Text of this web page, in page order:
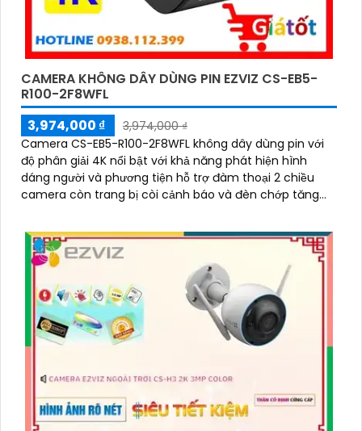
CAMERA KHÔNG DÂY DÙNG PIN EZVIZ CS-EB5-
R100-2F8WFL
3,974,000 ₫
3,974,000 ₫
Camera CS-EB5-R100-2F8WFL không dây dùng pin với
độ phân giải 4K nổi bật với khả năng phát hiện hình
dáng người và phương tiện hỗ trợ đàm thoại 2 chiều
camera còn trang bị còi cảnh báo và đèn chớp tăng
hợp tấm pin năng lượng mặt trời và pin sạc đạt chuẩn
IP65 chống nước và bụi giúp hoạt động bền bỉ trong mọi
điều kiện thời tiết.